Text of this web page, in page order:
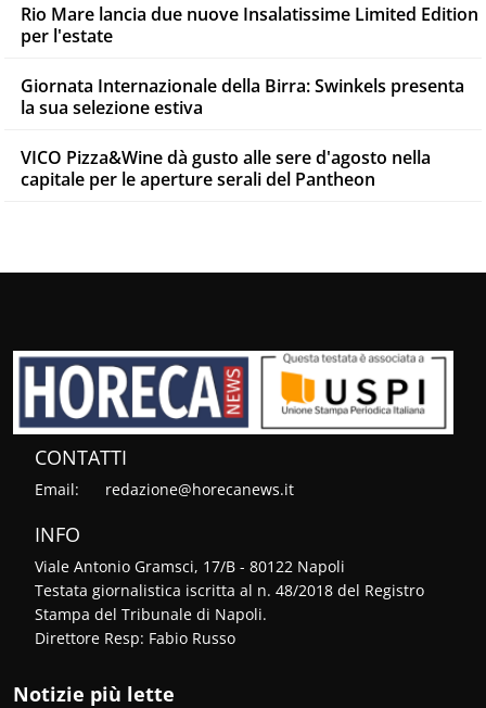
Rio Mare lancia due nuove Insalatissime Limited Edition
per l'estate
Giornata Internazionale della Birra: Swinkels presenta
la sua selezione estiva
VICO Pizza&Wine dà gusto alle sere d'agosto nella
capitale per le aperture serali del Pantheon
CONTATTI
Email: redazione@horecanews.it
INFO
Viale Antonio Gramsci, 17/B - 80122 Napoli
Testata giornalistica iscritta al n. 48/2018 del Registro
Stampa del Tribunale di Napoli.
Direttore Resp: Fabio Russo
Notizie più lette